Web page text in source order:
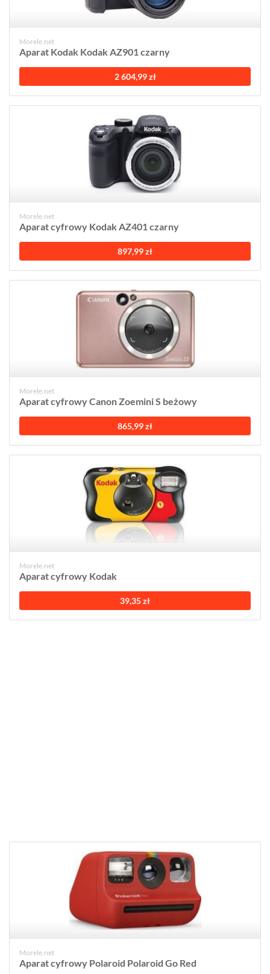
Morele.net
Aparat Kodak Kodak AZ901 czarny
2 604,99 zł
Morele.net
Aparat cyfrowy Kodak AZ401 czarny
897,99 zł
Morele.net
Aparat cyfrowy Canon Zoemini S beżowy
865,99 zł
Morele.net
Aparat cyfrowy Kodak
39,35 zł
Morele.net
Aparat cyfrowy Polaroid Polaroid Go Red